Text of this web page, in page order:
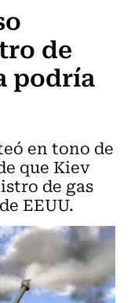
de
podría
en tono de
que Kiev
de gas
EEUU.